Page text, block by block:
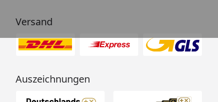
Mit demNOBBY Kratzbaum "JUAN" schenkst Du
Höhe – stilvoll, stabil und voller Möglichkeiten. Liebe
auf den ersten Kratzer garantiert.
Versand
Auszeichnungen